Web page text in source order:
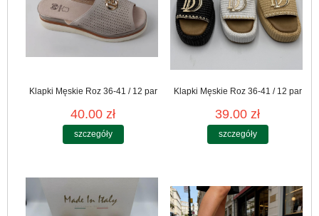
Klapki Męskie Roz 36-41 / 12 par
40.00 zł
szczegóły
Klapki Męskie Roz 36-41 / 12 par
39.00 zł
szczegóły